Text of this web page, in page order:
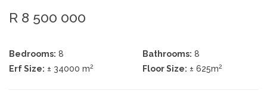
R 8 500 000
Bedrooms: 8 Bathrooms: 8
Erf Size: ± 34000 m2 Floor Size: ± 625m2